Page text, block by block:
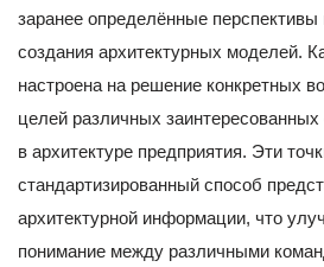
заранее определённые
создания архитектурных моделей.
настроена на решение конкретных
целей различных
в архитектуре предприятия. Эти
стандартизированный способ
архитектурной информации, что
понимание между различными